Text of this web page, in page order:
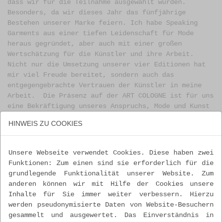
dass wir für die Teilnahme ausgewählt wurden.
Besonders, da wir dieses Jahr das fünfjährige
Bestehen unserer Marke feiern. Ich habe Speaking
Garments aus einer tiefen Leidenschaft für Mode
heraus gegründet, aber auch mit einer großen
Wertschätzung für die Künstler und ihre Arbeit.
Nicht nur die Umsetzung unserer vier Editionen hat
mir viel Freude bereitet, sondern auch das
entgegengebrachte Vertrauen der Künstler in meine
Arbeit. Die Präsenz auf der ART COLOGNE ist für uns
eine Bekräftigung unseres Anspruchs, Mode und Kunst
Signatur des Künstlers über eine klassische
Modekollaboration hinauszugehen.
HINWEIS ZU COOKIES
Unsere Webseite verwendet Cookies. Diese haben zwei
Funktionen: Zum einen sind sie erforderlich für die
grundlegende Funktionalität unserer Website. Zum
anderen können wir mit Hilfe der Cookies unsere
Inhalte für Sie immer weiter verbessern. Hierzu
werden pseudonymisierte Daten von Website-Besuchern
gesammelt und ausgewertet. Das Einverständnis in